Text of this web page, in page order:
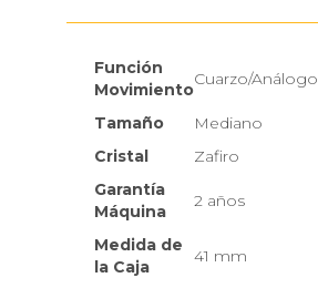
Función
Movimiento
Cuarzo/Análogo
Tamaño
Mediano
Cristal
Zafiro
Garantía
Máquina
2 años
Medida de
la Caja
41 mm